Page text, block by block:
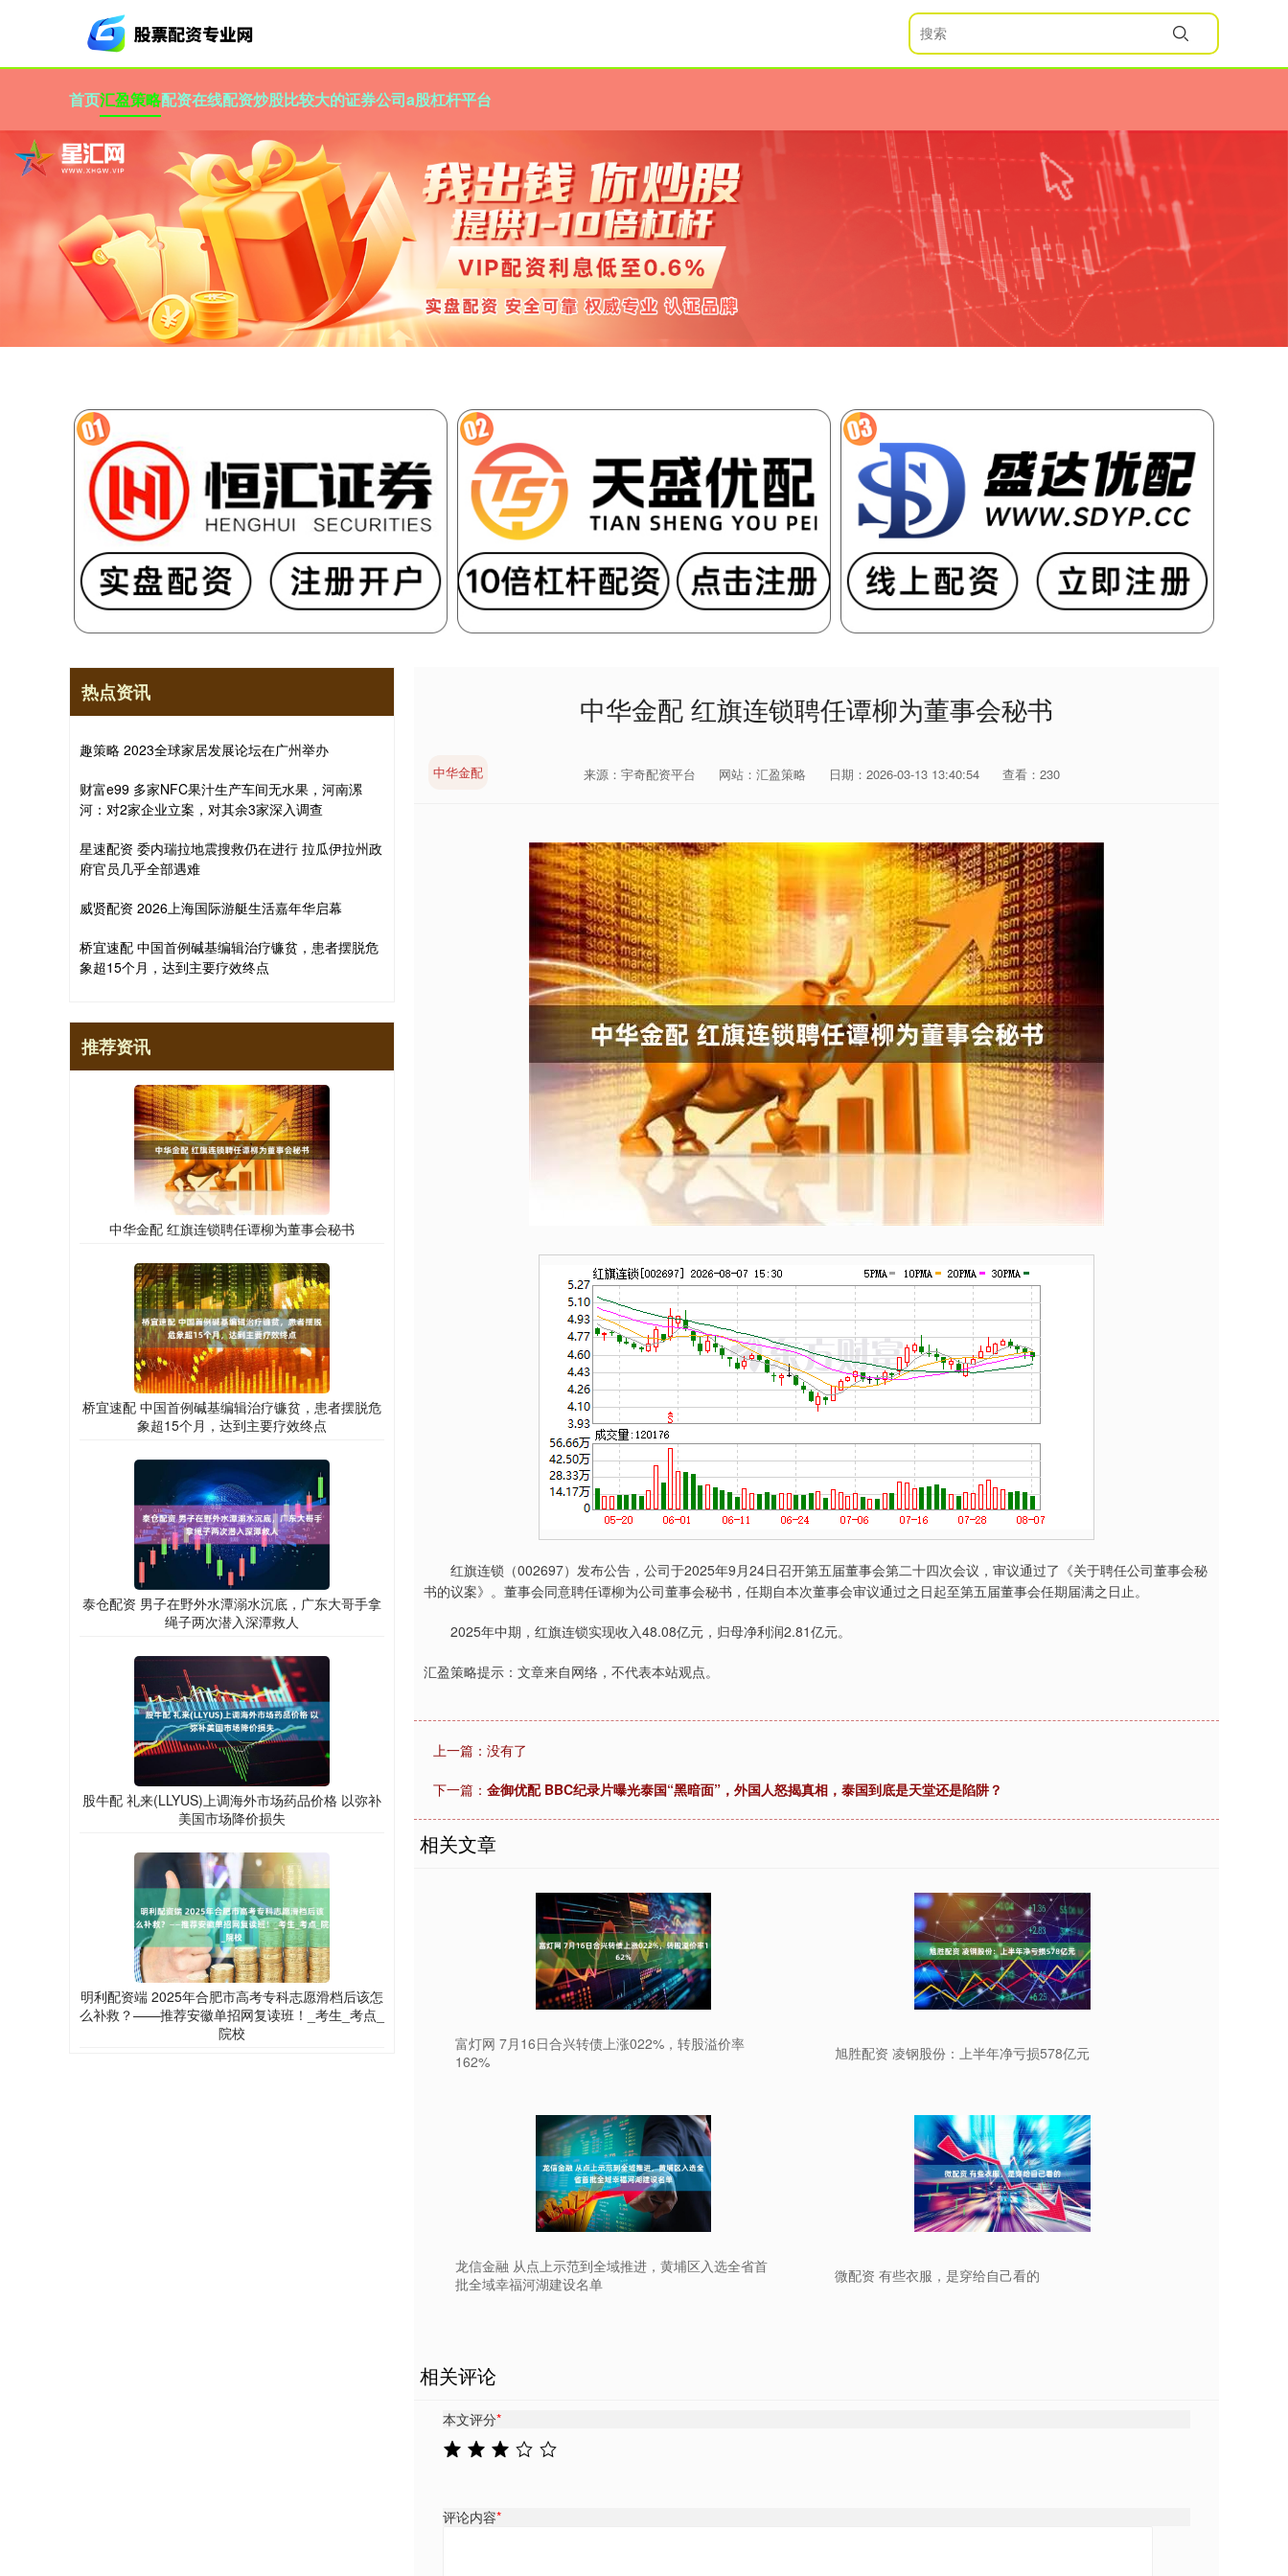
首页汇盈策略配资在线配资炒股比较大的证券公司a股杠杆平台
中华金配 红旗连锁聘任谭柳为董事会秘书
中华金配 来源：宇奇配资平台 网站：汇盈策略 日期：2026-03-13 13:40:54 查看：230
红旗连锁（002697）发布公告，公司于2025年9月24日召开第五届董事会第二十四次会议，审议通过了《关于聘任公司董事会秘
书的议案》。董事会同意聘任谭柳为公司董事会秘书，任期自本次董事会审议通过之日起至第五届董事会任期届满之日止。
2025年中期，红旗连锁实现收入48.08亿元，归母净利润2.81亿元。
汇盈策略提示：文章来自网络，不代表本站观点。
上一篇：没有了
下一篇： 金御优配 BBC纪录片曝光泰国“黑暗面”，外国人怒揭真相，泰国到底是天堂还是陷阱？
相关文章
富灯网 7月16日合兴转债上涨022%，转股溢价率
162%
旭胜配资 凌钢股份：上半年净亏损578亿元
龙信金融 从点上示范到全域推进，黄埔区入选全省首
批全域幸福河湖建设名单
微配资 有些衣服，是穿给自己看的
相关评论
本文评分*
评论内容*
热点资讯
趣策略 2023全球家居发展论坛在广州举办
财富e99 多家NFC果汁生产车间无水果，河南漯
河：对2家企业立案，对其余3家深入调查
星速配资 委内瑞拉地震搜救仍在进行 拉瓜伊拉州政
府官员几乎全部遇难
威贤配资 2026上海国际游艇生活嘉年华启幕
桥宜速配 中国首例碱基编辑治疗镰贫，患者摆脱危
象超15个月，达到主要疗效终点
推荐资讯
中华金配 红旗连锁聘任谭柳为董事会秘书
桥宜速配 中国首例碱基编辑治疗镰贫，患者摆脱危
象超15个月，达到主要疗效终点
泰仓配资 男子在野外水潭溺水沉底，广东大哥手拿
绳子两次潜入深潭救人
股牛配 礼来(LLYUS)上调海外市场药品价格 以弥补
美国市场降价损失
明利配资端 2025年合肥市高考专科志愿滑档后该怎
么补救？——推荐安徽单招网复读班！_考生_考点_
院校